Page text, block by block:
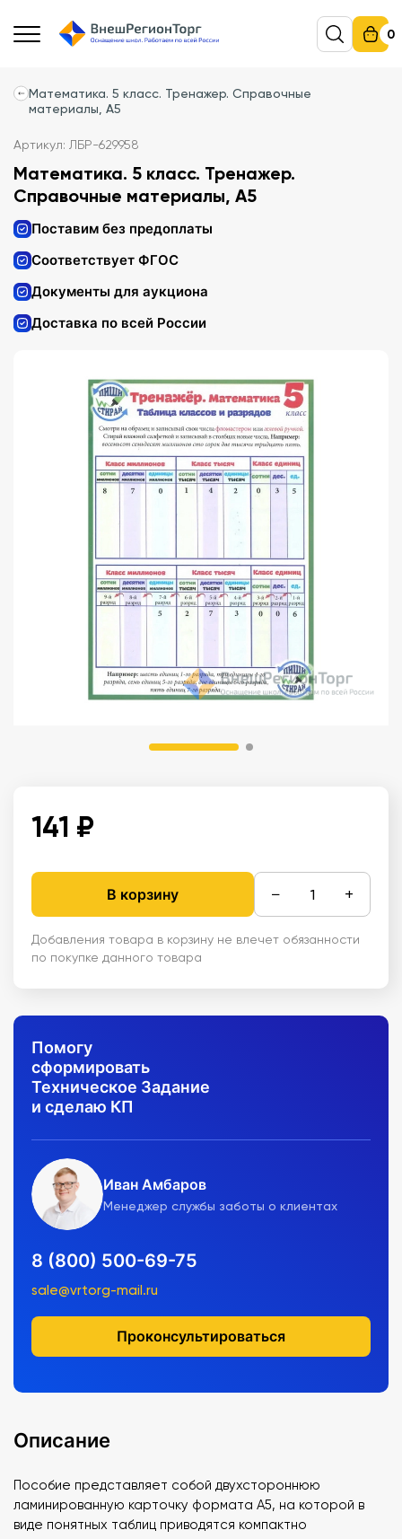
0
Математика. 5 класс. Тренажер. Справочные
материалы, А5
Артикул: ЛБР-629958
Математика. 5 класс. Тренажер.
Справочные материалы, А5
Поставим без предоплаты
Соответствует ФГОС
Документы для аукциона
Доставка по всей России
141 ₽
В корзину − +
Добавления товара в корзину не влечет обязанности
по покупке данного товара
Помогу
сформировать
Техническое Задание
и сделаю КП
Иван Амбаров
Менеджер службы заботы о клиентах
8 (800) 500-69-75
sale@vrtorg-mail.ru
Проконсультироваться
Описание
Пособие представляет собой двухстороннюю
ламинированную карточку формата А5, на которой в
виде понятных таблиц приводятся компактно